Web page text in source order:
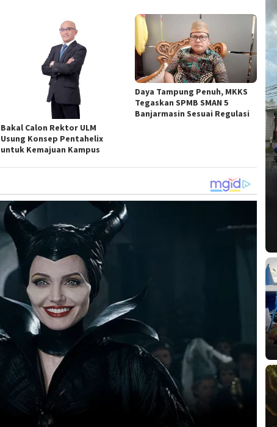
Bakal Calon Rektor ULM
Usung Konsep Pentahelix
untuk Kemajuan Kampus
Daya Tampung Penuh, MKKS
Tegaskan SPMB SMAN 5
Banjarmasin Sesuai Regulasi